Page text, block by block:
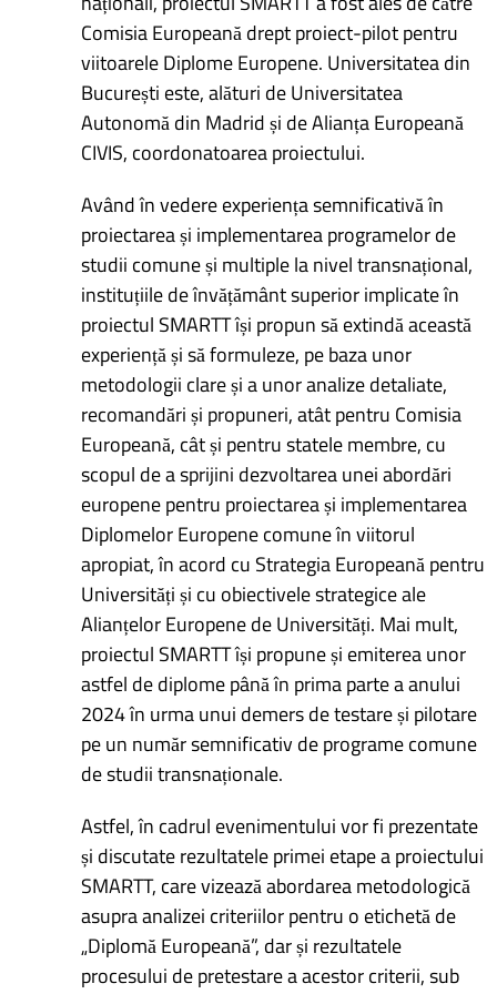
Comisia Europeană drept proiect-pilot pentru
viitoarele Diplome Europene. Universitatea din
București este, alături de Universitatea
Autonomă din Madrid și de Alianța Europeană
CIVIS, coordonatoarea proiectului.
Având în vedere experiența semnificativă în
proiectarea și implementarea programelor de
studii comune și multiple la nivel transnațional,
instituțiile de învățământ superior implicate în
proiectul SMARTT își propun să extindă această
experiență și să formuleze, pe baza unor
metodologii clare și a unor analize detaliate,
recomandări și propuneri, atât pentru Comisia
Europeană, cât și pentru statele membre, cu
scopul de a sprijini dezvoltarea unei abordări
europene pentru proiectarea și implementarea
Diplomelor Europene comune în viitorul
apropiat, în acord cu Strategia Europeană pentru
Universități și cu obiectivele strategice ale
Alianțelor Europene de Universități. Mai mult,
proiectul SMARTT își propune și emiterea unor
astfel de diplome până în prima parte a anului
2024 în urma unui demers de testare și pilotare
pe un număr semnificativ de programe comune
de studii transnaționale.
Astfel, în cadrul evenimentului vor fi prezentate
și discutate rezultatele primei etape a proiectului
SMARTT, care vizează abordarea metodologică
asupra analizei criteriilor pentru o etichetă de
„Diplomă Europeană”, dar și rezultatele
procesului de pretestare a acestor criterii, sub